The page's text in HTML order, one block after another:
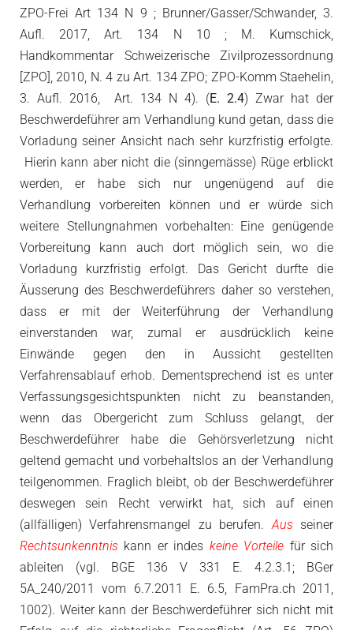
ZPO-Frei Art 134 N 9 ; Brunner/Gasser/Schwander, 3.
Aufl. 2017, Art. 134 N 10 ; M. Kumschick,
Handkommentar Schweizerische Zivilprozessordnung
[ZPO], 2010, N. 4 zu Art. 134 ZPO; ZPO-Komm Staehelin,
3. Aufl. 2016, Art. 134 N 4). (E. 2.4) Zwar hat der
Beschwerdeführer am Verhandlung kund getan, dass die
Vorladung seiner Ansicht nach sehr kurzfristig erfolgte.
Hierin kann aber nicht die (sinngemässe) Rüge erblickt
werden, er habe sich nur ungenügend auf die
Verhandlung vorbereiten können und er würde sich
weitere Stellungnahmen vorbehalten: Eine genügende
Vorbereitung kann auch dort möglich sein, wo die
Vorladung kurzfristig erfolgt. Das Gericht durfte die
Äusserung des Beschwerdeführers daher so verstehen,
dass er mit der Weiterführung der Verhandlung
einverstanden war, zumal er ausdrücklich keine
Einwände gegen den in Aussicht gestellten
Verfahrensablauf erhob. Dementsprechend ist es unter
Verfassungsgesichtspunkten nicht zu beanstanden,
wenn das Obergericht zum Schluss gelangt, der
Beschwerdeführer habe die Gehörsverletzung nicht
geltend gemacht und vorbehaltslos an der Verhandlung
teilgenommen. Fraglich bleibt, ob der Beschwerdeführer
deswegen sein Recht verwirkt hat, sich auf einen
(allfälligen) Verfahrensmangel zu berufen.Aus seiner
Rechtsunkenntnis kann er indes keine Vorteile für sich
ableiten (vgl. BGE 136 V 331 E. 4.2.3.1; BGer
5A_240/2011 vom 6.7.2011 E. 6.5, FamPra.ch 2011,
1002). Weiter kann der Beschwerdeführer sich nicht mit